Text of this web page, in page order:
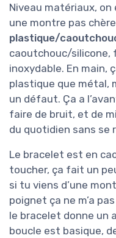
Niveau matériaux,
une montre pas
plastique/
caoutchouc/silicone,
inoxydable. En main,
plastique que métal,
un défaut. Ça a
faire de bruit, et de
du quotidien sans se
Le bracelet est en
toucher, ça fait un
si tu viens d’une
poignet ça ne m’a
le bracelet donne un
boucle est basique,